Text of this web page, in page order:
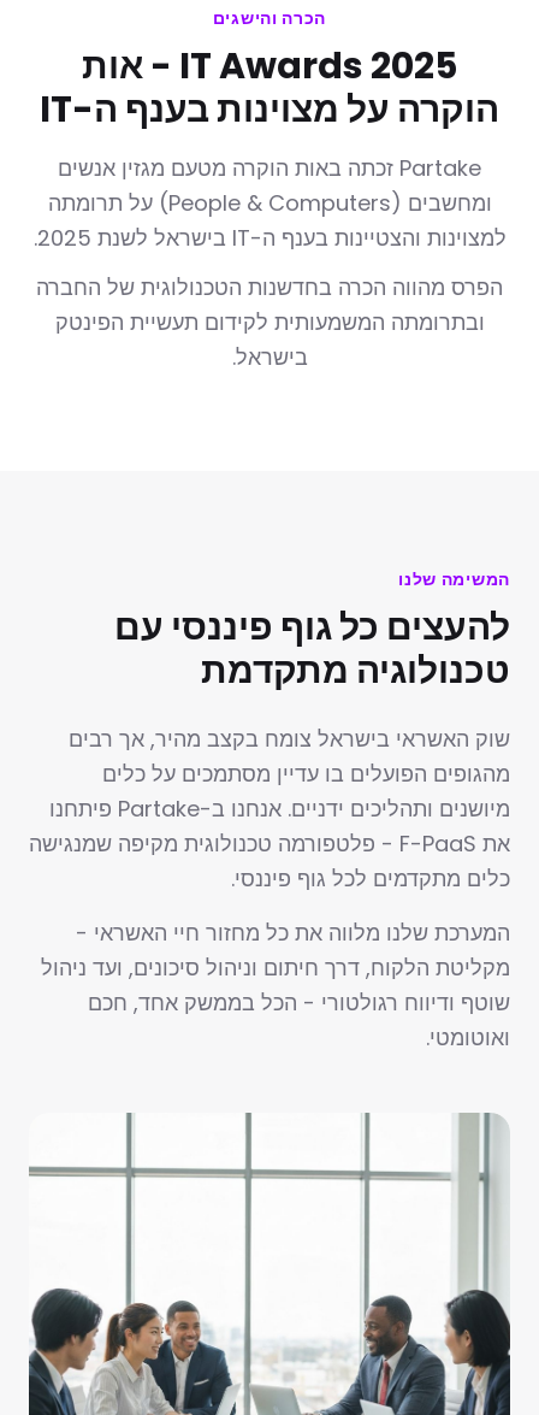
הכרה והישגים
IT Awards 2025 - אות
הוקרה על מצוינות בענף ה-IT
Partake זכתה באות הוקרה מטעם מגזין אנשים
ומחשבים (People & Computers) על תרומתה
למצוינות והצטיינות בענף ה-IT בישראל לשנת 2025.
הפרס מהווה הכרה בחדשנות הטכנולוגית של החברה
ובתרומתה המשמעותית לקידום תעשיית הפינטק
בישראל.
המשימה שלנו
להעצים כל גוף פיננסי עם
טכנולוגיה מתקדמת
שוק האשראי בישראל צומח בקצב מהיר, אך רבים
מהגופים הפועלים בו עדיין מסתמכים על כלים
מיושנים ותהליכים ידניים. אנחנו ב-Partake פיתחנו
את F-PaaS - פלטפורמה טכנולוגית מקיפה שמנגישה
כלים מתקדמים לכל גוף פיננסי.
המערכת שלנו מלווה את כל מחזור חיי האשראי -
מקליטת הלקוח, דרך חיתום וניהול סיכונים, ועד ניהול
שוטף ודיווח רגולטורי - הכל בממשק אחד, חכם
ואוטומטי.